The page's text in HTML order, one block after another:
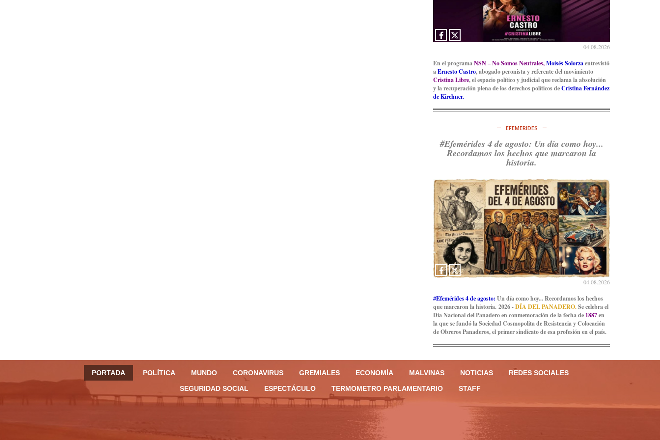
04.08.2026
En el programaNSN – No Somos Neutrales,Moisés Solorzaentrevistó
aErnesto Castro, abogado peronista y referente del movimiento
Cristina Libre, el espacio político y judicial que reclama la absolución
y la recuperación plena de los derechos políticos deCristina Fernández
de Kirchner.
EFEMERIDES
#Efemérides 4 de agosto: Un día como hoy...
Recordamos los hechos que marcaron la
historia.
04.08.2026
#Efemérides 4 de agosto: Un día como hoy... Recordamos los hechos
que marcaron la historia. 2026 -DÍA DEL PANADERO.Se celebra el
Día Nacional del Panadero en conmemoración de la fecha de 1887en
la que se fundó la Sociedad Cosmopolita de Resistencia y Colocación
de Obreros Panaderos, el primer sindicato de esa profesión en el país.
PORTADA POLÌTICA MUNDO CORONAVIRUS GREMIALES ECONOMÍA MALVINAS NOTICIAS
REDES SOCIALES
SEGURIDAD SOCIAL
ESPECTÁCULO TERMOMETRO PARLAMENTARIO STAFF